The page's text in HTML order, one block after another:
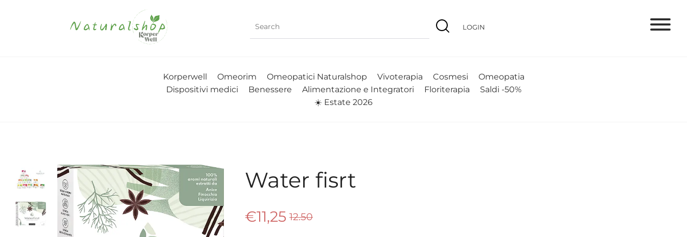
LOGIN
Korperwell Omeorim Omeopatici Naturalshop Vivoterapia Cosmesi
Omeopatia
Dispositivi medici
Benessere Alimentazione e Integratori Floriterapia
Saldi -50%
☀️ Estate 2026
Water fisrt
€11,25 12.50